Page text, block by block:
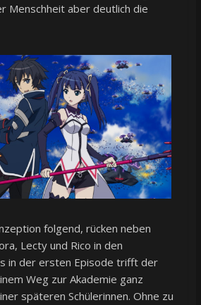
Menschheit aber deutlich die
folgend, rücken neben
Lecty und Rico in den
in der ersten Episode trifft der
Weg zur Akademie ganz
späteren Schülerinnen. Ohne zu